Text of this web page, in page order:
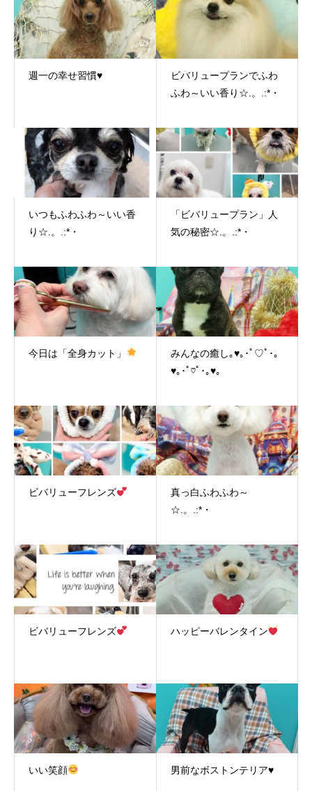
週一の幸せ習慣♥
ビバリュープランでふわ
ふわ～いい香り☆.。.:*・
いつもふわふわ～いい香
り☆.。.:*・
「ビバリュープラン」人
気の秘密☆.。.:*・
今日は「全身カット」
みんなの癒し｡♥｡･ﾟ♡ﾟ･｡
♥｡･ﾟ♡ﾟ･｡♥｡
ビバリューフレンズ
真っ白ふわふわ～
☆.。.:*・
ビバリューフレンズ ハッピーバレンタイン
いい笑顔 男前なボストンテリア♥